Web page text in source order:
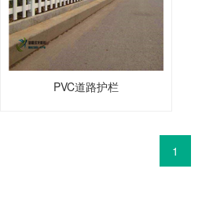
PVC道路护栏
1